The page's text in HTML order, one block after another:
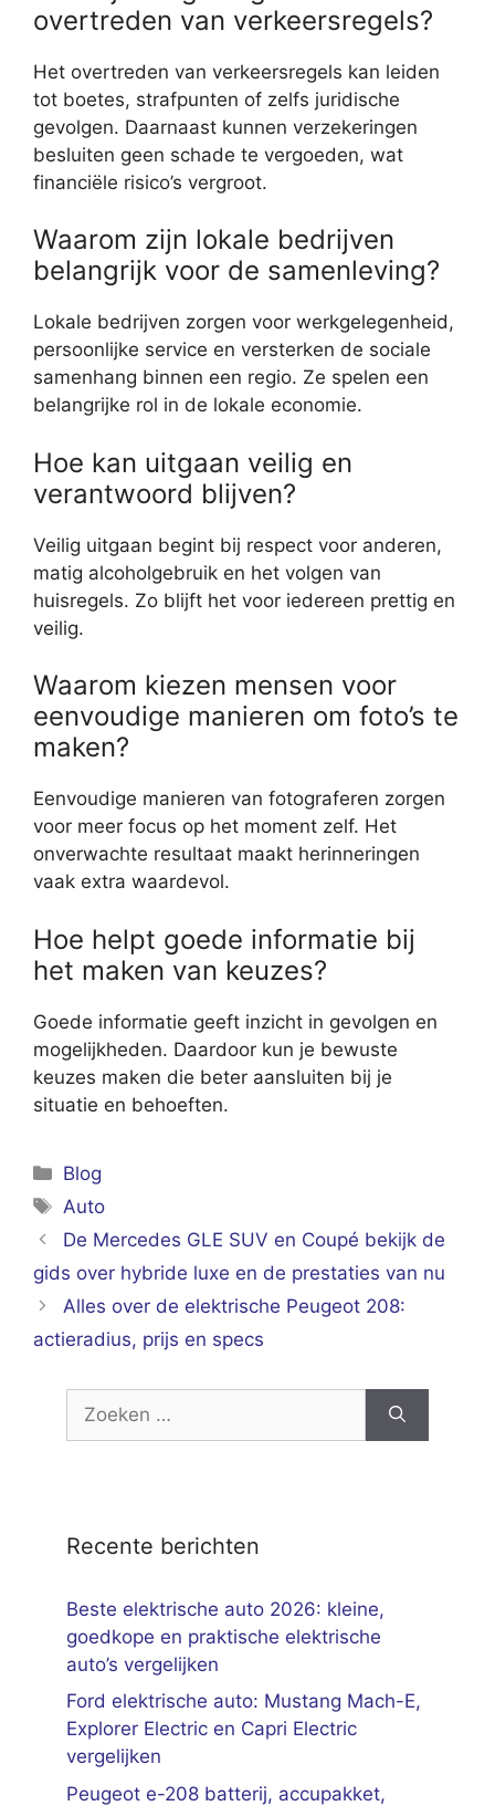
overtreden van verkeersregels?
Het overtreden van verkeersregels kan leiden
tot boetes, strafpunten of zelfs juridische
gevolgen. Daarnaast kunnen verzekeringen
besluiten geen schade te vergoeden, wat
financiële risico’s vergroot.
Waarom zijn lokale bedrijven
belangrijk voor de samenleving?
Lokale bedrijven zorgen voor werkgelegenheid,
persoonlijke service en versterken de sociale
samenhang binnen een regio. Ze spelen een
belangrijke rol in de lokale economie.
Hoe kan uitgaan veilig en
verantwoord blijven?
Veilig uitgaan begint bij respect voor anderen,
matig alcoholgebruik en het volgen van
huisregels. Zo blijft het voor iedereen prettig en
veilig.
Waarom kiezen mensen voor
eenvoudige manieren om foto’s te
maken?
Eenvoudige manieren van fotograferen zorgen
voor meer focus op het moment zelf. Het
onverwachte resultaat maakt herinneringen
vaak extra waardevol.
Hoe helpt goede informatie bij
het maken van keuzes?
Goede informatie geeft inzicht in gevolgen en
mogelijkheden. Daardoor kun je bewuste
keuzes maken die beter aansluiten bij je
situatie en behoeften.
Categorieën
Blog
Tags
Auto
De Mercedes GLE SUV en Coupé bekijk de
gids over hybride luxe en de prestaties van nu
Alles over de elektrische Peugeot 208:
actieradius, prijs en specs
naar:
Recente berichten
Beste elektrische auto 2026: kleine,
goedkope en praktische elektrische
auto’s vergelijken
Ford elektrische auto: Mustang Mach-E,
Explorer Electric en Capri Electric
vergelijken
Peugeot e-208 batterij, accupakket,